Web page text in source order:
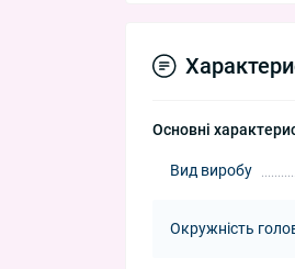
Основні
Вид виробу
Окружність